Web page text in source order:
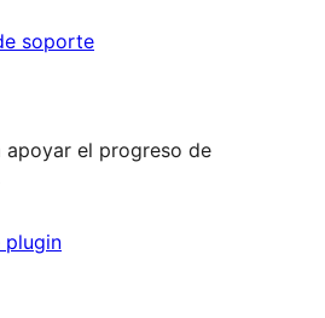
soporte
apoyar el progreso de
plugin